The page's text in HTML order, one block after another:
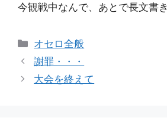
今観戦中なんで、あとで長文書き
カ
テ
ゴ
リ
オセロ全般
謝罪・・・
大会を終えて